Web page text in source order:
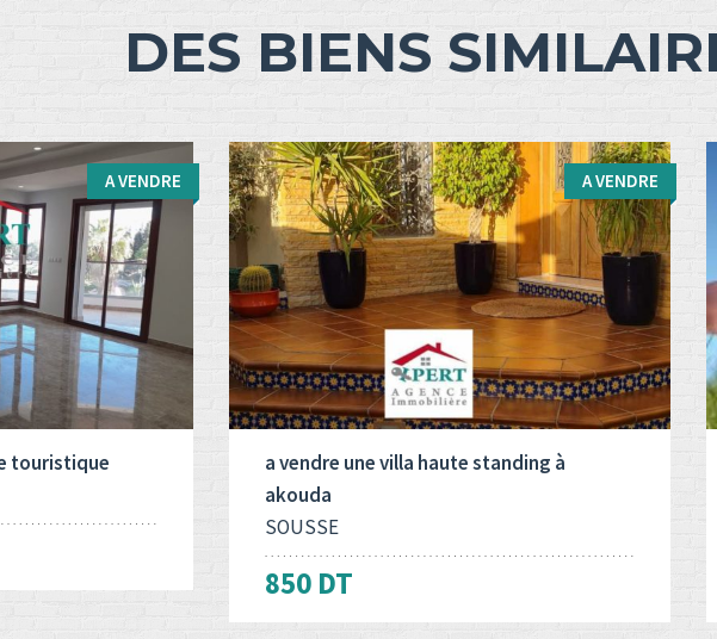
DES BIENS
Surface totale:
162 M2
A VENDRE
touristique
Type d'opération:
A vendre
Surface totale:
400 M2
A VENDRE
a vendre une villa haute standing à
akouda
SOUSSE
850 DT